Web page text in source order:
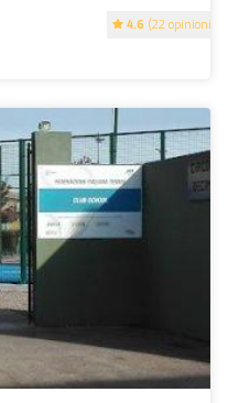
4.6 (22 opinioni)